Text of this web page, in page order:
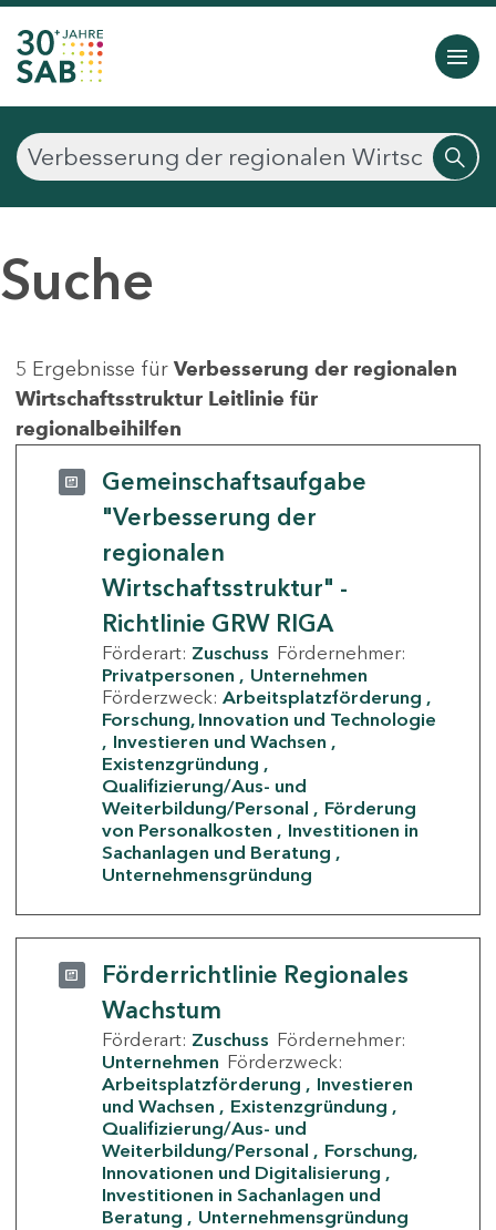
Suche
5 Ergebnisse für Verbesserung der regionalen
Wirtschaftsstruktur Leitlinie für
regionalbeihilfen
Gemeinschaftsaufgabe
"Verbesserung der
regionalen
Wirtschaftsstruktur" -
Richtlinie GRW RIGA
Förderart: Zuschuss Fördernehmer:
Privatpersonen
Unternehmen
Förderzweck: Arbeitsplatzförderung
Forschung, Innovation und Technologie
Investieren und Wachsen
Existenzgründung
Qualifizierung/Aus- und
Weiterbildung/Personal
Förderung
von Personalkosten
Investitionen in
Sachanlagen und Beratung
Unternehmensgründung
Förderrichtlinie Regionales
Wachstum
Förderart: Zuschuss Fördernehmer:
Unternehmen Förderzweck:
Arbeitsplatzförderung
Investieren
und Wachsen
Existenzgründung
Qualifizierung/Aus- und
Weiterbildung/Personal
Forschung,
Innovationen und Digitalisierung
Investitionen in Sachanlagen und
Beratung
Unternehmensgründung